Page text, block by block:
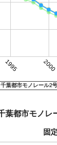
1995 2000
千葉都市モノレール2
葉都市モノレ
固